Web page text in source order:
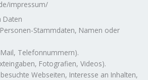
impressum/
Daten
Stammdaten, Namen oder
Telefonnummern).
Fotografien, Videos).
Webseiten, Interesse an Inhalten,